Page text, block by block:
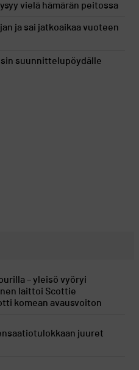
vielä hämärän peitossa
ja sai jatkoaikaa vuoteen
suunnittelupöydälle
– yleisö vyöryi
laittoi Scottie
komean avausvoiton
juuret